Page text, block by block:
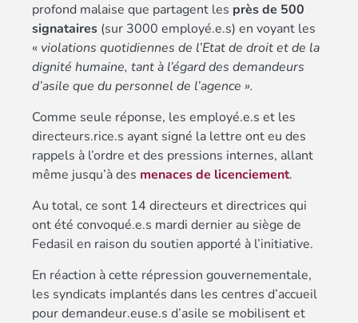
profond malaise que partagent les près de 500
signataires (sur 3000 employé.e.s) en voyant les
« violations quotidiennes de l’Etat de droit et de la
dignité humaine, tant à l’égard des demandeurs
d’asile que du personnel de l’agence ».
Comme seule réponse, les employé.e.s et les
directeurs.rice.s ayant signé la lettre ont eu des
rappels à l’ordre et des pressions internes, allant
même jusqu’à des menaces de licenciement.
Au total, ce sont 14 directeurs et directrices qui
ont été convoqué.e.s mardi dernier au siège de
Fedasil en raison du soutien apporté à l’initiative.
En réaction à cette répression gouvernementale,
les syndicats implantés dans les centres d’accueil
pour demandeur.euse.s d’asile se mobilisent et